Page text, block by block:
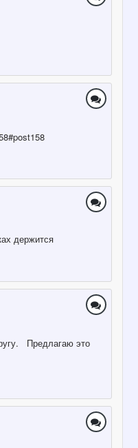
держится
Предлагаю это